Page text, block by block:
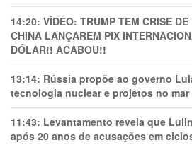
14:20: VÍDEO: TRUMP TEM CRlSE
CHINA LANÇAREM PIX
DÓLAR!! ACABOU!!
13:14: Rússia propõe ao governo
tecnologia nuclear e projetos no mar
11:43: Levantamento revela que
após 20 anos de acusações em